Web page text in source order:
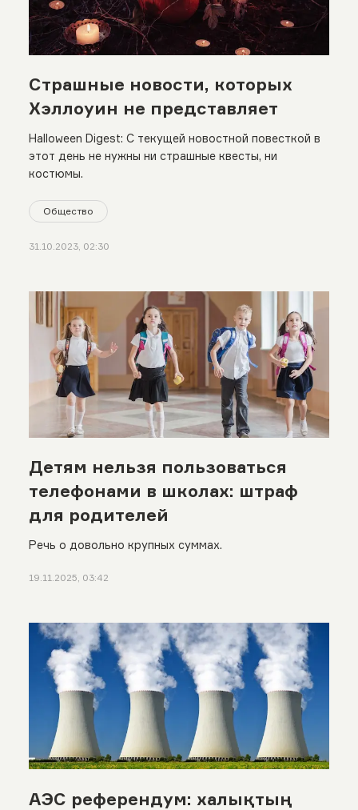
Страшные новости, которых
Хэллоуин не представляет
Halloween Digest: С текущей новостной повесткой в
этот день не нужны ни страшные квесты, ни
костюмы.
Общество
31.10.2023, 02:30
Детям нельзя пользоваться
телефонами в школах: штраф
для родителей
Речь о довольно крупных суммах.
19.11.2025, 03:42
АЭС референдум: халықтың